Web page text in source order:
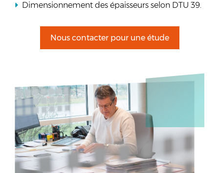
Dimensionnement des épaisseurs selon DTU 39.
Nous contacter pour une étude